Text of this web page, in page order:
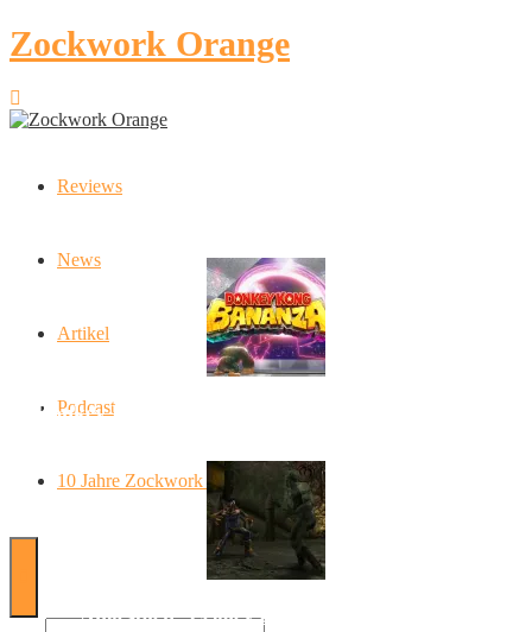
Zockwork Orange
Reviews
News
Artikel
Podcast
10 Jahre Zockwork Orange
Donkey Kong Bananza: “Ich mache alles kaputt!”
Angespielt: Legacy of Kain: Soul Reaver